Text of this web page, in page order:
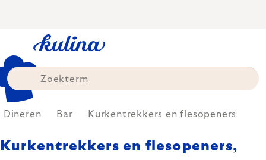
Dineren Bar Kurkentrekkers en flesopeners
Kurkentrekkers en flesopeners,